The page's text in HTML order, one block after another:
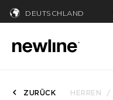
DEUTSCHLAND
ZURÜCK HERREN